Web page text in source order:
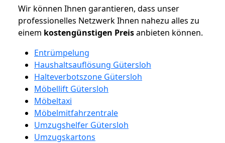
Wir können Ihnen garantieren, dass unser
professionelles Netzwerk Ihnen nahezu alles zu
einem kostengünstigen Preisanbieten können.
Entrümpelung
Haushaltsauflösung Gütersloh
Halteverbotszone Gütersloh
Möbellift Gütersloh
Möbeltaxi
Möbelmitfahrzentrale
Umzugshelfer Gütersloh
Umzugskartons